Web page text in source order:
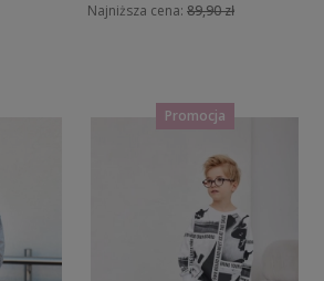
Najniższa cena: 89,90 zł
Promocja